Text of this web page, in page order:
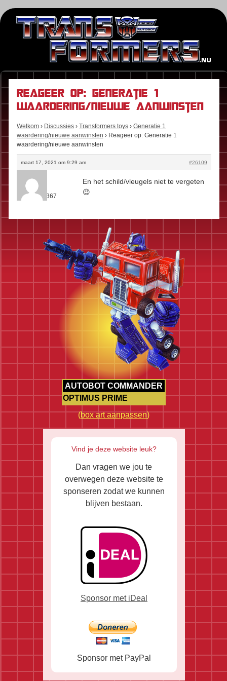
Reageer op: Generatie 1
waardering/nieuwe aanwinsten
Welkom › Discussies › Transformers toys › Generatie 1
waardering/nieuwe aanwinsten › Reageer op: Generatie 1
waardering/nieuwe aanwinsten
maart 17, 2021 om 9:29 am #26109
Kees
Rol:
Fan
Berichten:
367
En het schild/vleugels niet te vergeten
😉
AUTOBOT COMMANDER
OPTIMUS PRIME
(box art aanpassen)
Vind je deze website leuk?
Dan vragen we jou te
overwegen deze website te
sponseren zodat we kunnen
blijven bestaan.
Sponsor met iDeal
Sponsor met PayPal